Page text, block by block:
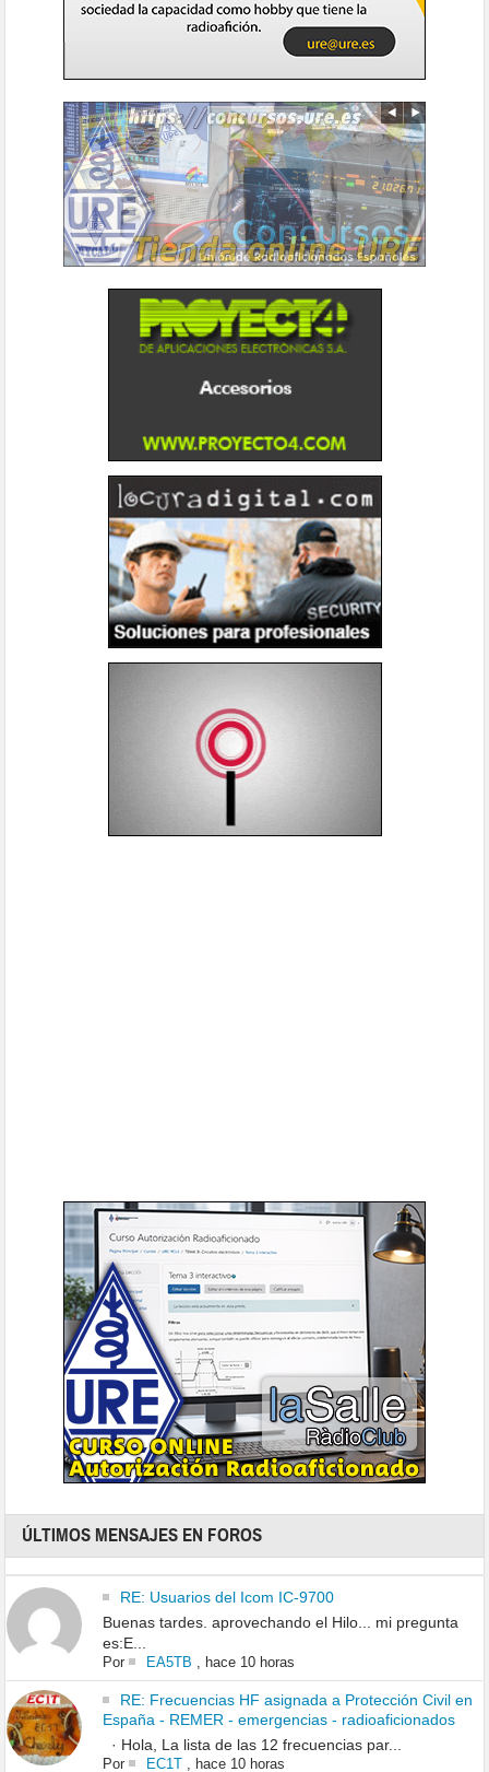
ÚLTIMOS MENSAJES EN FOROS
RE: Usuarios del Icom IC-9700
Buenas tardes. aprovechando el Hilo... mi pregunta
es:E...
Por EA5TB hace 10 horas
RE: Frecuencias HF asignada a Protección Civil en
España - REMER - emergencias - radioaficionados
· Hola, La lista de las 12 frecuencias par...
Por EC1T, hace 10 horas